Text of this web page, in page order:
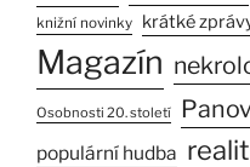
knižní novinky krátké
Magazín
Osobnosti 20. století
populární hudba